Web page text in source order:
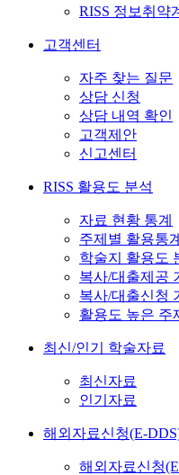
RISS 정보취약
고객센터
자주 찾는 질문
상담 신청
상담 내역 확인
고객제안
신고센터
RISS 활용도 분석
자료 현황 통계
주제별 활용통
학술지 활용도
복사/대출제공
복사/대출신청
활용도 높은 주
최신/인기 학술자료
최신자료
인기자료
해외자료신청(E-
해외자료신청